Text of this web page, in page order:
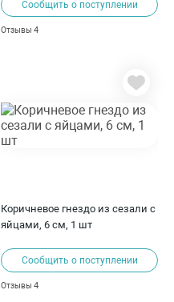
Сообщить о поступлении
Отзывы4
Коричневое гнездо из сезали с
яйцами, 6 см, 1 шт
Сообщить о поступлении
Отзывы4